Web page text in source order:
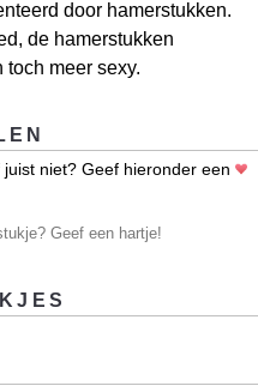
door hamerstukken.
de hamerstukken
meer sexy.
niet? Geef hieronder een
Geef een hartje!